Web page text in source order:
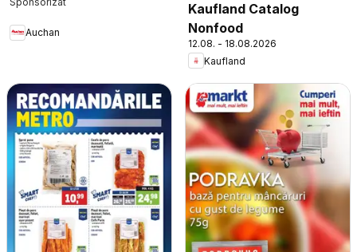
Auchan
Kaufland Catalog
Nonfood
12.08. - 18.08.2026
Kaufland